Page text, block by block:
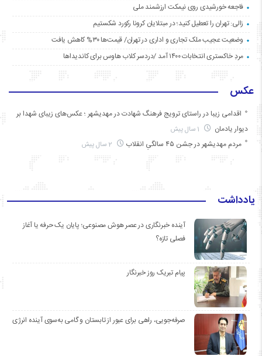
فاجعه خورشیدی روی نیمکت ارزشمند ملی
زالی: تهران را تعطیل کنید؛ در مبتلایان کرونا رکورد شکستیم
وضعیت عجیب ملک تجاری و اداری در تهران/ قیمت‌ها ۳۰% کاهش یافت
مردِ خاکستری انتخابات ۱۴۰۰ آمد /دردسر کلاب هاوس برای کاندیداها
عکس
اقدامی زیبا در راستای ترویج فرهنگ شهادت در مهدیشهر ؛ عکس‌های زیبای شهدا بر
دیوار یادمان
مردم مهدیشهر در جشن ۴۵ سالگیِ انقلاب
یادداشت
آینده خبرنگاری در عصر هوش مصنوعی؛ پایان یک حرفه یا آغاز
فصلی تازه؟
پیام تبریک روز خبرنگار
صرفه‌جویی، راهی برای عبور از تابستان و گامی به‌سوی آینده انرژی